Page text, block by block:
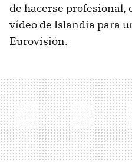
de hacerse
vídeo de Islandia para
Eurovisión.